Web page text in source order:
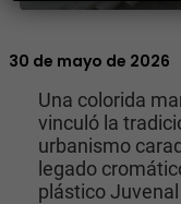
30 de mayo de 2026
Una colorida
vinculó la
urbanismo
legado
plástico